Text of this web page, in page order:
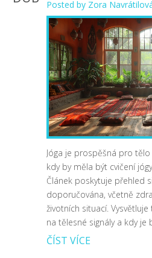
Posted by Zora
Jóga je prospěšná pro
kdy by měla být cvičení
Článek poskytuje přehled
doporučována, včetně
životních situací.
na tělesné signály a kdy
ČÍST VÍCE